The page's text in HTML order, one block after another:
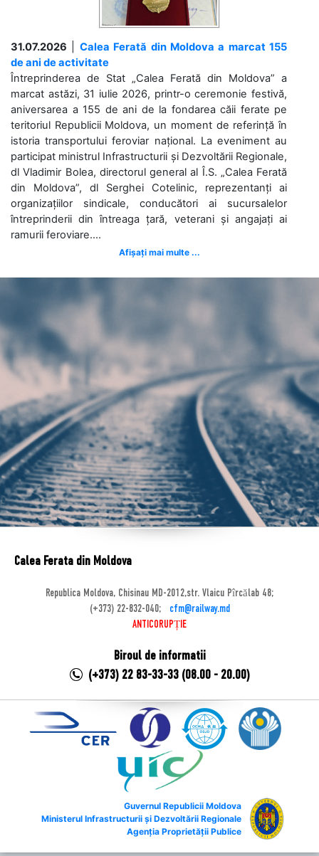
31.07.2026
Calea Ferată din Moldova a marcat 155
de ani de activitate
Întreprinderea de Stat „Calea Ferată din Moldova” a
marcat astăzi, 31 iulie 2026, printr-o ceremonie festivă,
aniversarea a 155 de ani de la fondarea căii ferate pe
teritoriul Republicii Moldova, un moment de referință în
istoria transportului feroviar național. La eveniment au
participat ministrul Infrastructurii și Dezvoltării Regionale,
dl Vladimir Bolea, directorul general al Î.S. „Calea Ferată
din Moldova”, dl Serghei Cotelinic, reprezentanți ai
organizațiilor sindicale, conducători ai sucursalelor
întreprinderii din întreaga țară, veterani și angajați ai
ramurii feroviare....
Afișați mai multe ...
Calea Ferata din Moldova
Republica Moldova, Chisinau MD-2012,str. Vlaicu Pîrcălab 48;
(+373) 22-832-040;
cfm@railway.md
ANTICORUPȚIE
Biroul de informatii
(+373) 22 83-33-33 (08.00 - 20.00)
Guvernul Republicii Moldova
Ministerul Infrastructurii și Dezvoltării Regionale
Agenția Proprietății Publice